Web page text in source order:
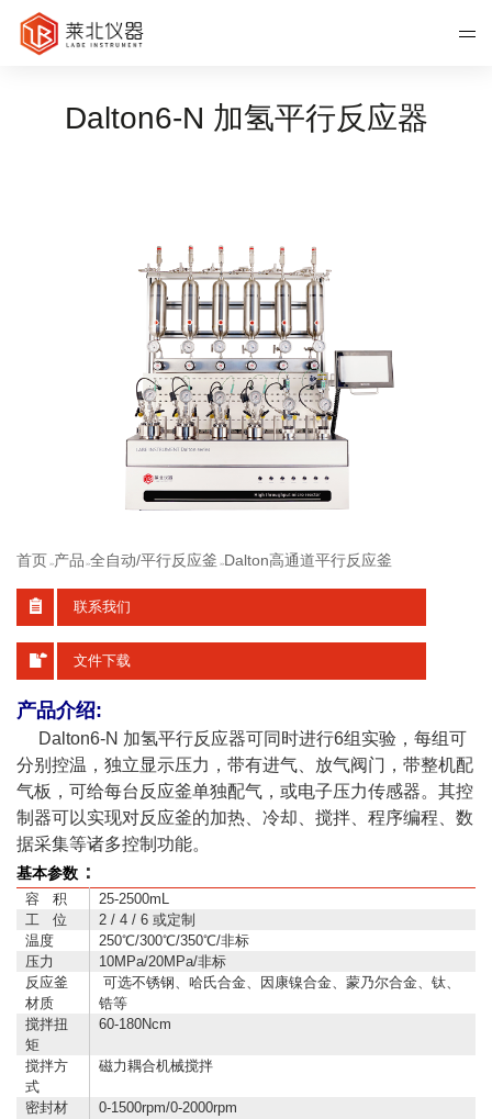
Dalton6-N 加氢平行反应器
首页 >>产品 >>全自动/平行反应釜 >>Dalton高通道平行反应釜
联系我们
文件下载
产品介绍:
Dalton6-N 加氢平行反应器可同时进行6组实验，每组可
分别控温，独立显示压力，带有进气、放气阀门，带整机配
气板，可给每台反应釜单独配气，或电子压力传感器。其控
制器可以实现对反应釜的加热、冷却、搅拌、程序编程、数
据采集等诸多控制功能。
基本参数 ：
容 积
25-2500mL
工 位
2 / 4 / 6 或定制
温度
250℃/300℃/350℃/非标
压力
10MPa/20MPa/非标
反应釜
材质
可选不锈钢、哈氏合金、因康镍合金、蒙乃尔合金、钛、
锆等
搅拌扭
矩
60-180Ncm
搅拌方
式
磁力耦合机械搅拌
密封材
0-1500rpm/0-2000rpm